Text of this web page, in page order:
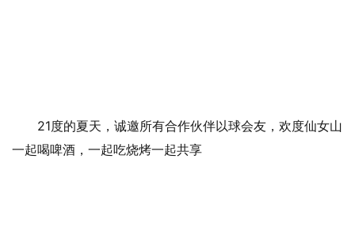
21度的夏天，诚邀所有合作伙伴以球会友，欢度仙女山
一起喝啤酒，一起吃烧烤一起共享